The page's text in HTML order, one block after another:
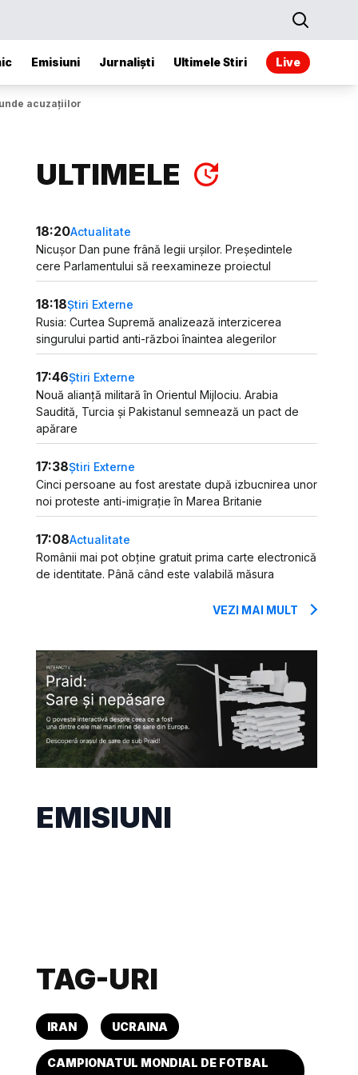
Emisiuni Jurnaliști Ultimele Stiri Live
acuzațiilor
ULTIMELE
18:20Actualitate
Nicușor Dan pune frână legii urșilor. Președintele
cere Parlamentului să reexamineze proiectul
18:18Știri Externe
Rusia: Curtea Supremă analizează interzicerea
singurului partid anti-război înaintea alegerilor
17:46Știri Externe
Nouă alianță militară în Orientul Mijlociu. Arabia
Saudită, Turcia și Pakistanul semnează un pact de
apărare
17:38Știri Externe
Cinci persoane au fost arestate după izbucnirea unor
noi proteste anti-imigrație în Marea Britanie
17:08Actualitate
Românii mai pot obține gratuit prima carte electronică
de identitate. Până când este valabilă măsura
VEZI MAI MULT
EMISIUNI
TAG-URI
IRAN UCRAINA
CAMPIONATUL MONDIAL DE FOTBAL